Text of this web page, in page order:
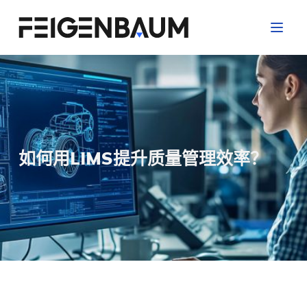
跳
过
内
容
如何用LIMS提升质量管理效率？